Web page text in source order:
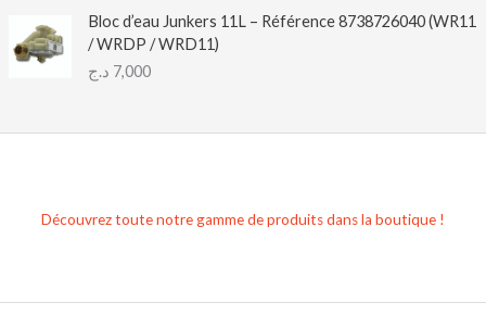
Bloc d’eau Junkers 11L – Référence 8738726040 (WR11
/ WRDP / WRD11)
7,000 د.ج
Découvrez toute notre gamme de produits dans la boutique !